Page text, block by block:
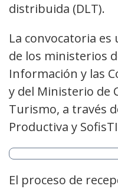
distribuida (DLT).
La convocatoria
de los ministerios
Información y las
y del Ministerio de
Turismo, a través
Productiva y
El proceso de